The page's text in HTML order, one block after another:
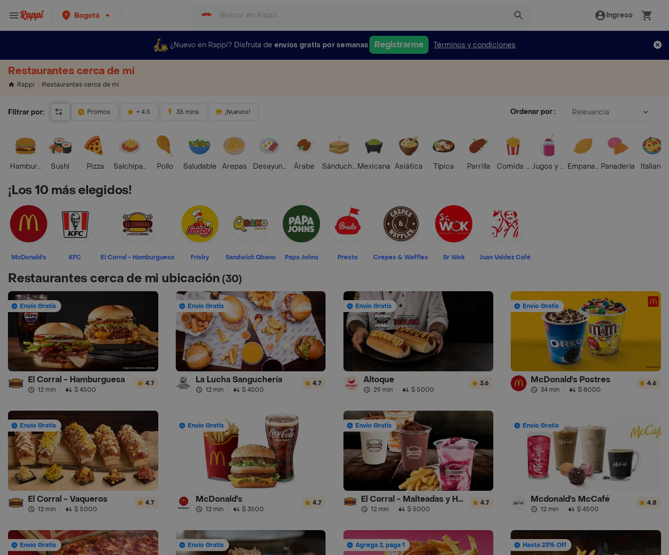
Bogotá Ingreso
¿Nuevo en Rappi? Disfruta de envíos gratis por semanas Registrarme Términos y condiciones
Restaurantes cerca de mí
Rappi Restaurantes cerca de mí
Filtrar por: Promos + 4.5 35 mins ¡Nuevos! Ordenar por : Relevancia
HamburguesaSushi Pizza Salchipapas Pollo Saludable Arepas Desayunos Árabe SánduchesMexicana Asiática Típica Parrilla Comida RápidaJugos y BatidosEmpanadasPanadería Italiana
¡Los 10 más elegidos!
McDonald's KFC El Corral - Hamburguesa Frisby Sandwich Qbano Papa Johns Presto Crepes & Waffles Sr Wok Juan Valdez Café
Restaurantes cerca de mi ubicación(30)
Envío Gratis
El Corral - Hamburguesa
12 min · $ 4500
4.7
Envío Gratis
La Lucha Sanguchería
12 min · $ 4500
4.7
Envío Gratis
Altoque
29 min · $ 5000
3.6
Envío Gratis
McDonald's Postres
34 min · $ 8000
4.6
Envío Gratis
El Corral - Vaqueros
12 min · $ 5000
4.7
Envío Gratis
McDonald's
12 min · $ 3500
4.7
Envío Gratis
El Corral - Malteadas y Helados
12 min · $ 5000
4.7
Envío Gratis
Mcdonald's McCafé
12 min · $ 4500
4.8
Envío Gratis Envío Gratis Agrega 2, paga 1 Hasta 23% Off